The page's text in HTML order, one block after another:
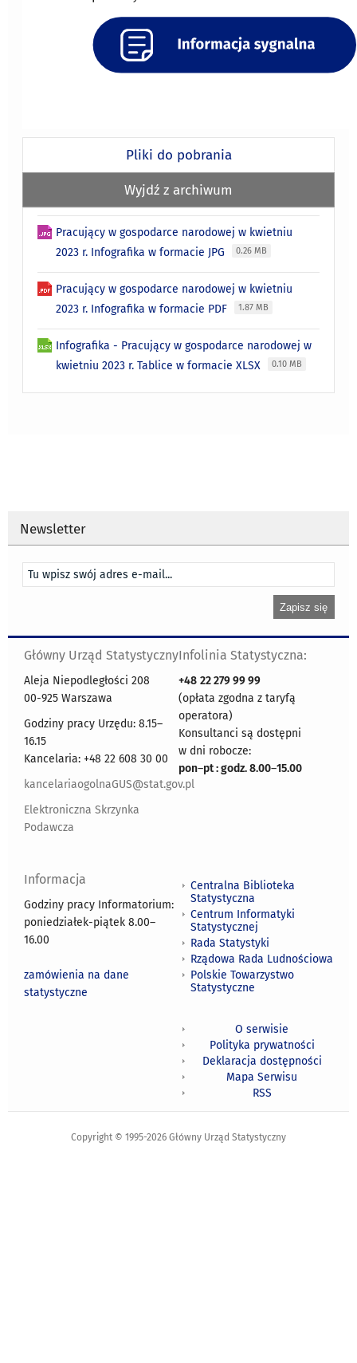
Pliki do pobrania
Wyjdź z archiwum
Pracujący w gospodarce narodowej w kwietniu
2023 r. Infografika w formacie JPG
0.26 MB
Pracujący w gospodarce narodowej w kwietniu
2023 r. Infografika w formacie PDF
1.87 MB
Infografika - Pracujący w gospodarce narodowej w
kwietniu 2023 r. Tablice w formacie XLSX
0.10 MB
Newsletter
Główny Urząd Statystyczny
Aleja Niepodległości 208
00-925 Warszawa
Godziny pracy Urzędu: 8.15–
16.15
Kancelaria: +48 22 608 30 00
kancelariaogolnaGUS@stat.gov.pl
Elektroniczna Skrzynka
Podawcza
Infolinia Statystyczna:
+48 22 279 99 99
(opłata zgodna z taryfą
operatora)
Konsultanci są dostępni
w dni robocze:
pon–pt : godz. 8.00–15.00
Informacja
Godziny pracy Informatorium:
poniedziałek-piątek 8.00–
16.00
zamówienia na dane
statystyczne
Centralna Biblioteka
Statystyczna
Centrum Informatyki
Statystycznej
Rada Statystyki
Rządowa Rada Ludnościowa
Polskie Towarzystwo
Statystyczne
O serwisie
Polityka prywatności
Deklaracja dostępności
Mapa Serwisu
RSS
Copyright © 1995-2026 Główny Urząd Statystyczny